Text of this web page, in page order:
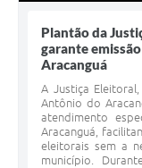
Plantão da
garante
Aracanguá
A Justiça
Antônio do
atendimento
Aracanguá,
eleitorais sem a
município. Durante